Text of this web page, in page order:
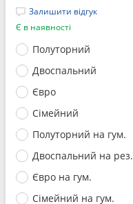
Залишити відгук
Є в наявності
Полуторний
Двоспальний
Євро
Сімейний
Полуторний на гум.
Двоспальний на рез.
Євро на гум.
Сімейний на гум.